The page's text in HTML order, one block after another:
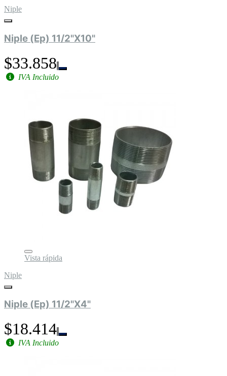
Niple
Niple (Ep) 11/2"X10"
$33.858
IVA Incluido
Vista rápida
Niple
Niple (Ep) 11/2"X4"
$18.414
IVA Incluido